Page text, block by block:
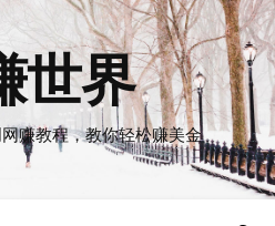
世界
赚教程，教你轻松赚美金